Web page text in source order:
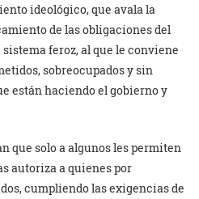
ideológico, que avala la
de las obligaciones del
feroz, al que le conviene
sobreocupados y sin
están haciendo el gobierno y
que solo a algunos les permiten
autoriza a quienes por
cumpliendo las exigencias de